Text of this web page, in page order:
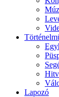
Lapozó